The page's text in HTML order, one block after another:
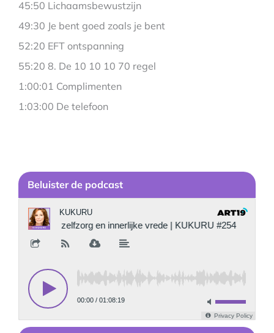
45:50 Lichaamsbewustzijn
49:30 Je bent goed zoals je bent
52:20 EFT ontspanning
55:20 8. De 10 10 10 70 regel
1:00:01 Complimenten
1:03:00 De telefoon
Beluister de podcast